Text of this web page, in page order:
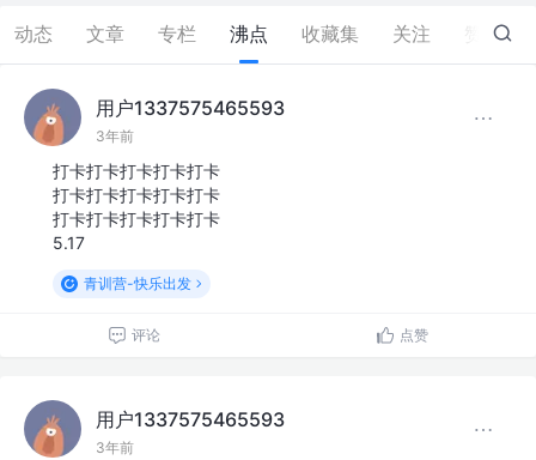
动态 文章 专栏 沸点 收藏集 关注 0
用户1337575465593
3年前
打卡打卡打卡打卡打卡
打卡打卡打卡打卡打卡
打卡打卡打卡打卡打卡
5.17
青训营-快乐出发
评论 点赞
用户1337575465593
3年前